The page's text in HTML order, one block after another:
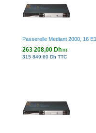
Passerelle Mediant 2000, 16 E1
263 208,00 DhHT
315 849,60 Dh TTC